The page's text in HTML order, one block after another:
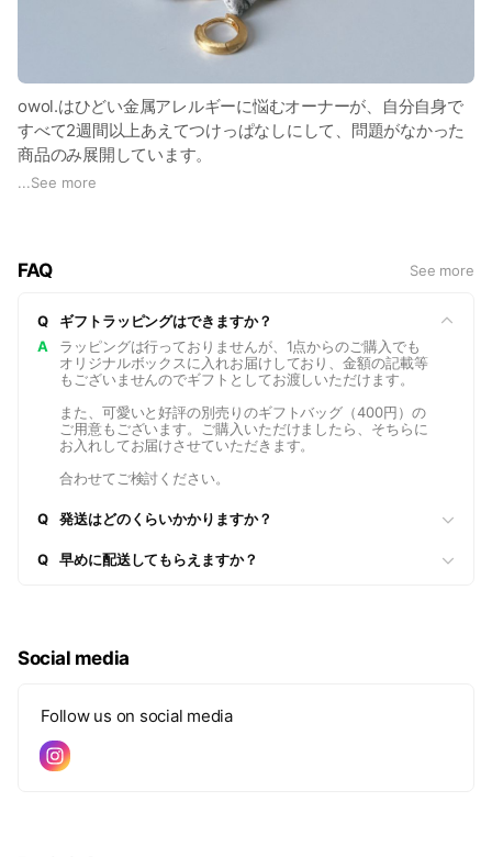
ゆるさ、硬さを感じた場合は同様の方法でご調整可能です。ぜ
owol.はひどい金属アレルギーに悩むオーナーが、自分自身で
すべて2週間以上あえてつけっぱなしにして、問題がなかった
商品のみ展開しています。
...See more
FAQ See more
Q
ギフトラッピングはできますか？
A
ラッピングは行っておりませんが、1点からのご購入でも
オリジナルボックスに入れお届けしており、金額の記載等
もございませんのでギフトとしてお渡しいただけます。
また、可愛いと好評の別売りのギフトバッグ（400円）の
ご用意もございます。ご購入いただけましたら、そちらに
お入れしてお届けさせていただきます。
合わせてご検討ください。
Q 発送はどのくらいかかりますか？
Q 早めに配送してもらえますか？
Social media
Follow us on social media